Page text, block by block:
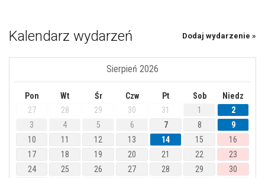
Kalendarz wydarzeń Dodaj wydarzenie »
Sierpień 2026
Pon Wt Śr Czw Pt Sob
Niedz
27
28 29 30 31 1
2
3
4 5 6 7 8
9
10
11 12 13 14 15
16
17
18 19 20 21 22
23
24
25 26 27 28 29
30